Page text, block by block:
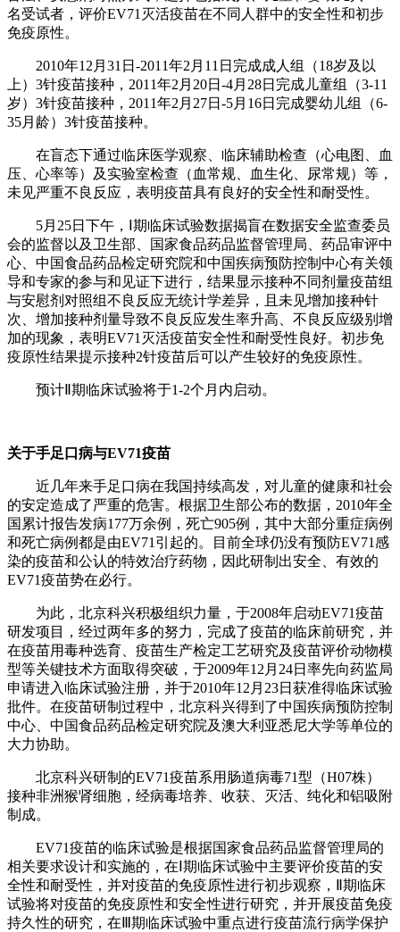
名受试者，评价EV71灭活疫苗在不同人群中的安全性和初步
免疫原性。
2010年12月31日-2011年2月11日完成成人组（18岁及以
上）3针疫苗接种，2011年2月20日-4月28日完成儿童组（3-11
岁）3针疫苗接种，2011年2月27日-5月16日完成婴幼儿组（6-
35月龄）3针疫苗接种。
在盲态下通过临床医学观察、临床辅助检查（心电图、血
压、心率等）及实验室检查（血常规、血生化、尿常规）等，
未见严重不良反应，表明疫苗具有良好的安全性和耐受性。
5月25日下午，Ⅰ期临床试验数据揭盲在数据安全监查委员
会的监督以及卫生部、国家食品药品监督管理局、药品审评中
心、中国食品药品检定研究院和中国疾病预防控制中心有关领
导和专家的参与和见证下进行，结果显示接种不同剂量疫苗组
与安慰剂对照组不良反应无统计学差异，且未见增加接种针
次、增加接种剂量导致不良反应发生率升高、不良反应级别增
加的现象，表明EV71灭活疫苗安全性和耐受性良好。初步免
疫原性结果提示接种2针疫苗后可以产生较好的免疫原性。
预计Ⅱ期临床试验将于1-2个月内启动。
关于手足口病与EV71疫苗
近几年来手足口病在我国持续高发，对儿童的健康和社会
的安定造成了严重的危害。根据卫生部公布的数据，2010年全
国累计报告发病177万余例，死亡905例，其中大部分重症病例
和死亡病例都是由EV71引起的。目前全球仍没有预防EV71感
染的疫苗和公认的特效治疗药物，因此研制出安全、有效的
EV71疫苗势在必行。
为此，北京科兴积极组织力量，于2008年启动EV71疫苗
研发项目，经过两年多的努力，完成了疫苗的临床前研究，并
在疫苗用毒种选育、疫苗生产检定工艺研究及疫苗评价动物模
型等关键技术方面取得突破，于2009年12月24日率先向药监局
申请进入临床试验注册，并于2010年12月23日获准得临床试验
批件。在疫苗研制过程中，北京科兴得到了中国疾病预防控制
中心、中国食品药品检定研究院及澳大利亚悉尼大学等单位的
大力协助。
北京科兴研制的EV71疫苗系用肠道病毒71型（H07株）
接种非洲猴肾细胞，经病毒培养、收获、灭活、纯化和铝吸附
制成。
EV71疫苗的临床试验是根据国家食品药品监督管理局的
相关要求设计和实施的，在Ⅰ期临床试验中主要评价疫苗的安
全性和耐受性，并对疫苗的免疫原性进行初步观察，Ⅱ期临床
试验将对疫苗的免疫原性和安全性进行研究，并开展疫苗免疫
持久性的研究，在Ⅲ期临床试验中重点进行疫苗流行病学保护